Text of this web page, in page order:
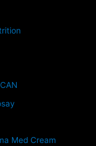
Med Cream